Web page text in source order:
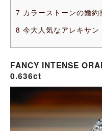
7 カラーストーンの婚約
8 今大人気なアレキサ
FANCY INTENSE
0.636ct